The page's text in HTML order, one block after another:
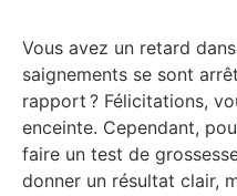
Vous avez un retard
saignements se sont
rapport ? Félicitations,
enceinte. Cependant,
faire un test de
donner un résultat clair,